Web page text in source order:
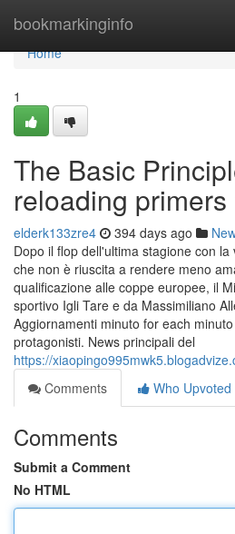
bookmarkinginfo
Home
Home
1
The Basic
reloading
elderk133zre4 394 days ago
Dopo il flop dell'ultima stagione con
che non è riuscita a rendere meno
qualificazione alle coppe europee, il
sportivo Igli Tare e da Massimiliano
Aggiornamenti minuto for each
protagonisti. News principali del
https://
Comments
Who Upvoted
Comments
Submit a Comment
No HTML